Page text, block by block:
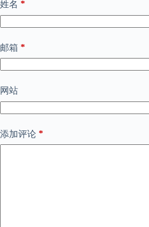
姓名 *
邮箱 *
网站
添加评论 *